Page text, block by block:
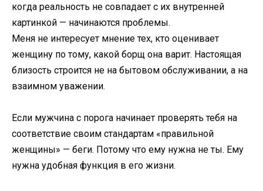
когда реальность не совпадает с их внутренней
картинкой — начинаются проблемы.
Меня не интересует мнение тех, кто оценивает
женщину по тому, какой борщ она варит. Настоящая
близость строится не на бытовом обслуживании, а на
взаимном уважении.
Если мужчина с порога начинает проверять тебя на
соответствие своим стандартам «правильной
женщины» — беги. Потому что ему нужна не ты. Ему
нужна удобная функция в его жизни.